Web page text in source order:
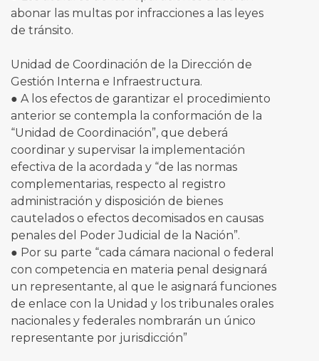
abonar las multas por infracciones a las leyes
de tránsito.
Unidad de Coordinación de la Dirección de
Gestión Interna e Infraestructura.
● A los efectos de garantizar el procedimiento
anterior se contempla la conformación de la
“Unidad de Coordinación”, que deberá
coordinar y supervisar la implementación
efectiva de la acordada y “de las normas
complementarias, respecto al registro
administración y disposición de bienes
cautelados o efectos decomisados en causas
penales del Poder Judicial de la Nación”.
● Por su parte “cada cámara nacional o federal
con competencia en materia penal designará
un representante, al que le asignará funciones
de enlace con la Unidad y los tribunales orales
nacionales y federales nombrarán un único
representante por jurisdicción”